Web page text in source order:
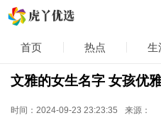
首页 热点 生
文雅的女生名字 女孩优
时间：2024-09-23 23:23:35 来源：